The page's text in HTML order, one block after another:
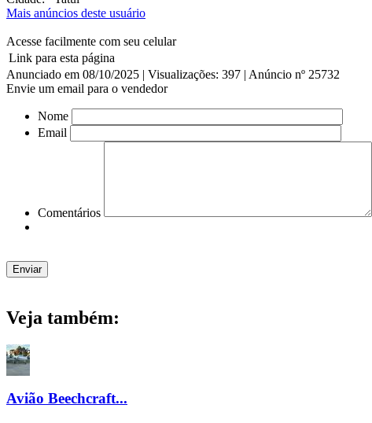
Mais anúncios deste usuário
Acesse facilmente com seu celular
Link para esta página
Anunciado em 08/10/2025 | Visualizações: 397 | Anúncio nº 25732
Envie um email para o vendedor
Nome
Email
Comentários
Veja também:
Avião Beechcraft...